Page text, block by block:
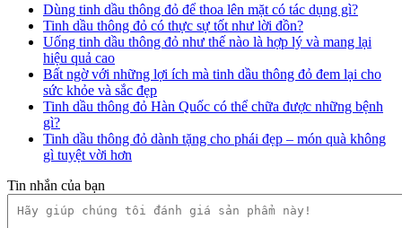
Dùng tinh dầu thông đỏ để thoa lên mặt có tác dụng gì?
Tinh dầu thông đỏ có thực sự tốt như lời đồn?
Uống tinh dầu thông đỏ như thế nào là hợp lý và mang lại
hiệu quả cao
Bất ngờ với những lợi ích mà tinh dầu thông đỏ đem lại cho
sức khỏe và sắc đẹp
Tinh dầu thông đỏ Hàn Quốc có thể chữa được những bệnh
gì?
Tinh dầu thông đỏ dành tặng cho phái đẹp – món quà không
gì tuyệt vời hơn
Tin nhắn của bạn